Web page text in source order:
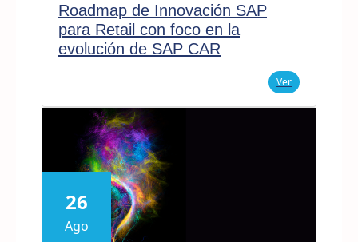
Roadmap de Innovación SAP
para Retail con foco en la
evolución de SAP CAR
Ver
26
Ago